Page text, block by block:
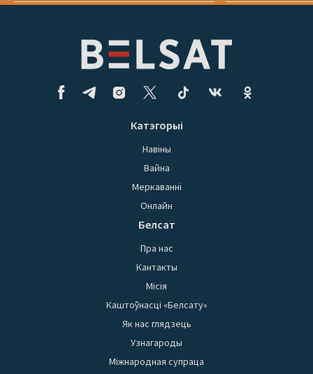
Катэгорыі
Навіны
Вайна
Меркаванні
Онлайн
Белсат
Пра нас
Кантакты
Місія
Каштоўнасці «Белсату»
Як нас глядзець
Узнагароды
Міжнародная супраца